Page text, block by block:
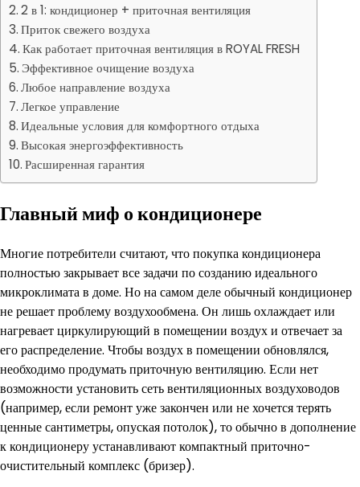
2 в 1: кондиционер + приточная вентиляция
Приток свежего воздуха
Как работает приточная вентиляция в ROYAL FRESH
Эффективное очищение воздуха
Любое направление воздуха
Легкое управление
Идеальные условия для комфортного отдыха
Высокая энергоэффективность
Расширенная гарантия
Главный миф о кондиционере
Многие потребители считают, что покупка кондиционера
полностью закрывает все задачи по созданию идеального
микроклимата в доме. Но на самом деле обычный кондиционер
не решает проблему воздухообмена. Он лишь охлаждает или
нагревает циркулирующий в помещении воздух и отвечает за
его распределение. Чтобы воздух в помещении обновлялся,
необходимо продумать приточную вентиляцию. Если нет
возможности установить сеть вентиляционных воздуховодов
(например, если ремонт уже закончен или не хочется терять
ценные сантиметры, опуская потолок), то обычно в дополнение
к кондиционеру устанавливают компактный приточно-
очистительный комплекс (бризер).